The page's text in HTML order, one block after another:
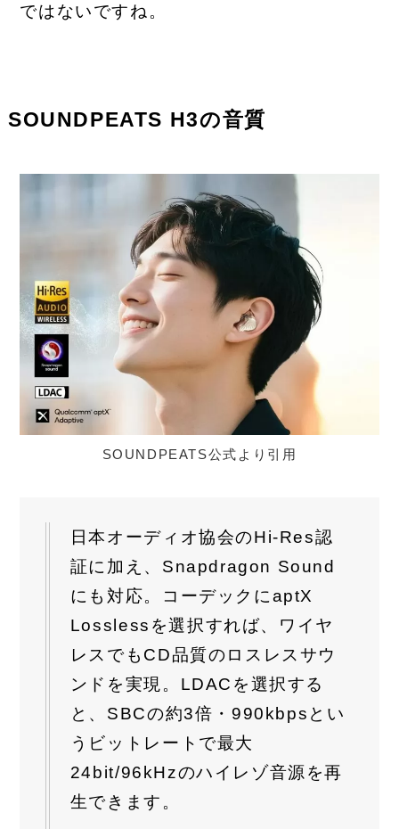
ではないですね。
SOUNDPEATS H3の音質
SOUNDPEATS公式より引用
日本オーディオ協会のHi-Res認
証に加え、Snapdragon Sound
にも対応。コーデックにaptX
Losslessを選択すれば、ワイヤ
レスでもCD品質のロスレスサウ
ンドを実現。LDACを選択する
と、SBCの約3倍・990kbpsとい
うビットレートで最大
24bit/96kHzのハイレゾ音源を再
生できます。